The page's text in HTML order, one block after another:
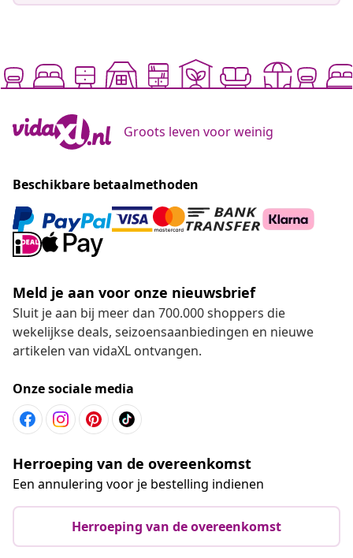
Groots leven voor weinig
Beschikbare betaalmethoden
Meld je aan voor onze nieuwsbrief
Sluit je aan bij meer dan 700.000 shoppers die
wekelijkse deals, seizoensaanbiedingen en nieuwe
artikelen van vidaXL ontvangen.
Onze sociale media
Herroeping van de overeenkomst
Een annulering voor je bestelling indienen
Herroeping van de overeenkomst